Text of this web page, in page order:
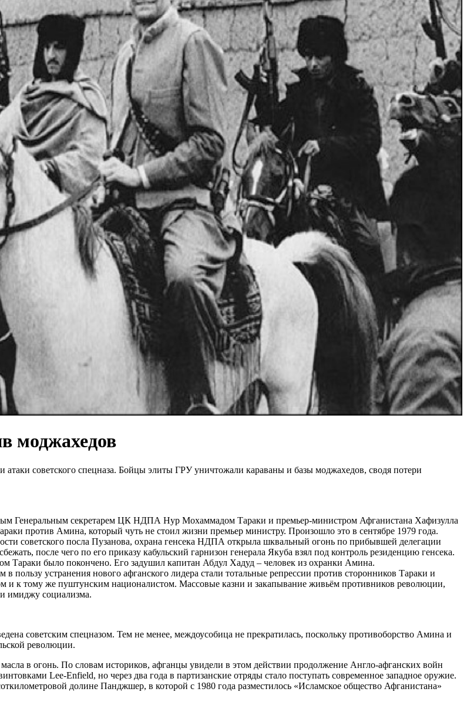
моджахедов
советского спецназа. Бойцы элиты ГРУ уничтожали караваны и базы моджахедов, сводя потери
Генеральным секретарем ЦК НДПА Нур Мохаммадом Тараки и премьер-министром Афганистана Хафизулла
против Амина, который чуть не стоил жизни премьер министру. Произошло это в сентябре 1979 года.
советского посла Пузанова, охрана генсека НДПА открыла шквальный огонь по прибывшей делегации
после чего по его приказу кабульский гарнизон генерала Якуба взял под контроль резиденцию генсека.
Тараки было покончено. Его задушил капитан Абдул Хадуд – человек из охранки Амина.
пользу устранения нового афганского лидера стали тотальные репрессии против сторонников Тараки и
и к тому же пуштунским националистом. Массовые казни и закапывание живьём противников революции,
имиджу социализма.
советским спецназом. Тем не менее, междоусобица не прекратилась, поскольку противоборство Амина и
революции.
в огонь. По словам историков, афганцы увидели в этом действии продолжение Англо-афганских войн
Lee-Enfield, но через два года в партизанские отряды стало поступать современное западное оружие.
долине Панджшер, в которой с 1980 года разместилось «Исламское общество Афганистана»